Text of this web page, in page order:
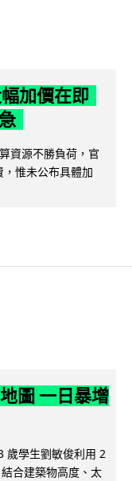
加價在即
資源不勝負荷，官
惟未公布具體加
圖 一日暴增
歲學生劉敏俊利用 2
合建築物高度、太